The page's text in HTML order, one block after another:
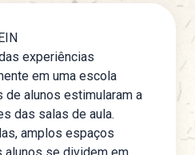
experiências
em uma escola
de alunos estimularam a
das salas de aula.
amplos espaços